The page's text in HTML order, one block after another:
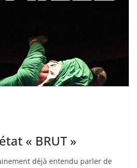
« BRUT »
déjà entendu parler de